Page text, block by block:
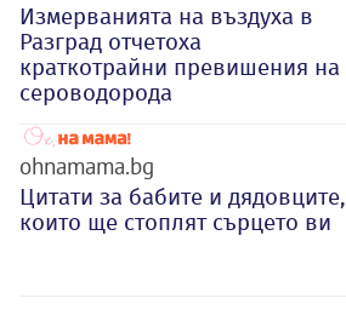
Измерванията на въздуха в
Разград отчетоха
краткотрайни превишения на
сероводорода
ohnamama.bg
Цитати за бабите и дядовците,
които ще стоплят сърцето ви